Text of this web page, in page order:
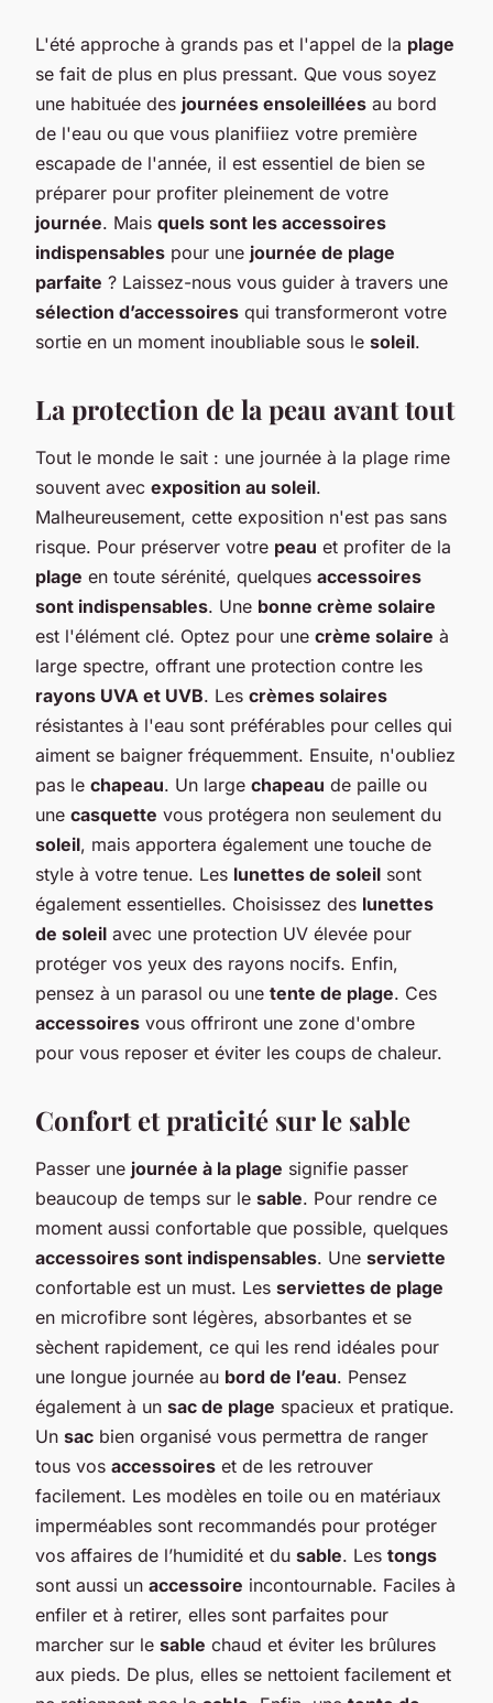
L'été approche à grands pas et l'appel de la plage
se fait de plus en plus pressant. Que vous soyez
une habituée des journées ensoleillées au bord
de l'eau ou que vous planifiiez votre première
escapade de l'année, il est essentiel de bien se
préparer pour profiter pleinement de votre
journée. Mais quels sont les accessoires
indispensables pour une journée de plage
parfaite ? Laissez-nous vous guider à travers une
sélection d’accessoires qui transformeront votre
sortie en un moment inoubliable sous le soleil.
La protection de la peau avant tout
Tout le monde le sait : une journée à la plage rime
souvent avec exposition au soleil.
Malheureusement, cette exposition n'est pas sans
risque. Pour préserver votre peau et profiter de la
plage en toute sérénité, quelques accessoires
sont indispensables. Une bonne crème solaire
est l'élément clé. Optez pour une crème solaire à
large spectre, offrant une protection contre les
rayons UVA et UVB. Les crèmes solaires
résistantes à l'eau sont préférables pour celles qui
aiment se baigner fréquemment. Ensuite, n'oubliez
pas le chapeau. Un large chapeau de paille ou
une casquette vous protégera non seulement du
soleil, mais apportera également une touche de
style à votre tenue. Les lunettes de soleil sont
également essentielles. Choisissez des lunettes
de soleil avec une protection UV élevée pour
protéger vos yeux des rayons nocifs. Enfin,
pensez à un parasol ou une tente de plage. Ces
accessoires vous offriront une zone d'ombre
pour vous reposer et éviter les coups de chaleur.
Confort et praticité sur le sable
Passer une journée à la plage signifie passer
beaucoup de temps sur le sable. Pour rendre ce
moment aussi confortable que possible, quelques
accessoires sont indispensables. Une serviette
confortable est un must. Les serviettes de plage
en microfibre sont légères, absorbantes et se
sèchent rapidement, ce qui les rend idéales pour
une longue journée au bord de l’eau. Pensez
également à un sac de plage spacieux et pratique.
Un sac bien organisé vous permettra de ranger
tous vos accessoires et de les retrouver
facilement. Les modèles en toile ou en matériaux
imperméables sont recommandés pour protéger
vos affaires de l’humidité et du sable. Les tongs
sont aussi un accessoire incontournable. Faciles à
enfiler et à retirer, elles sont parfaites pour
marcher sur le sable chaud et éviter les brûlures
aux pieds. De plus, elles se nettoient facilement et